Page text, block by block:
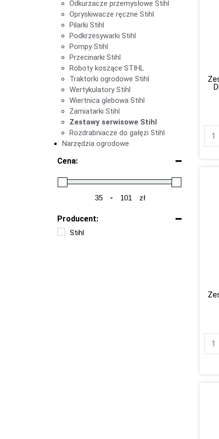
Odkurzacze przemysłowe Stihl
Opryskiwacze ręczne Stihl
Pilarki Stihl
Podkrzesywarki Stihl
Pompy Stihl
Przecinarki Stihl
Roboty koszące STIHL
Traktorki ogrodowe Stihl
Wertykulatory Stihl
Wiertnica glebowa Stihl
Zamiatarki Stihl
Zestawy serwisowe Stihl
Rozdrabniacze do gałęzi Stihl
Narzędzia ogrodowe
Cena:
Minimum Price
-
Maximum Price
zł
Producent:
Stihl